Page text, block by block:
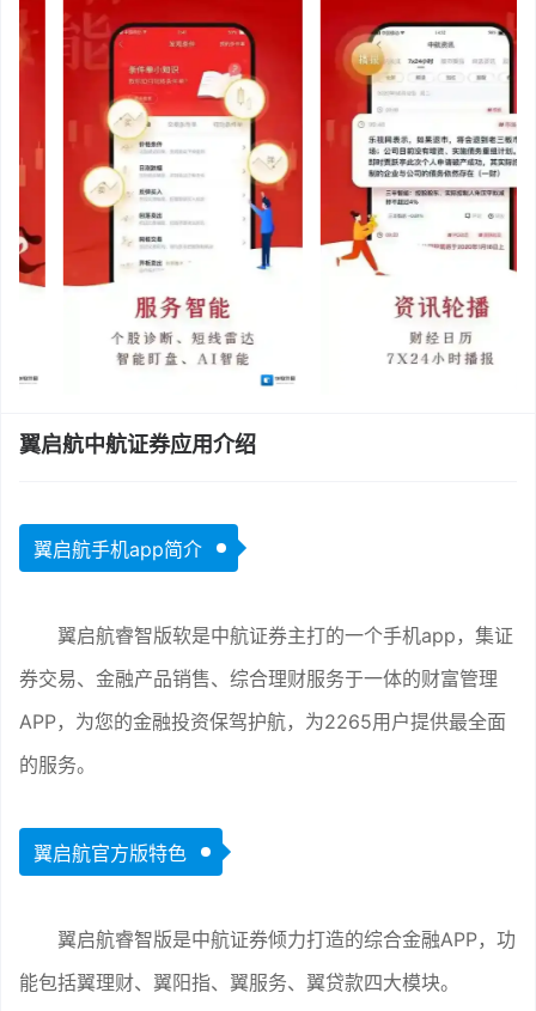
翼启航中航证券应用介绍
翼启航手机app简介
翼启航睿智版软是中航证券主打的一个手机app，集证
券交易、金融产品销售、综合理财服务于一体的财富管理
APP，为您的金融投资保驾护航，为2265用户提供最全面
的服务。
翼启航官方版特色
翼启航睿智版是中航证券倾力打造的综合金融APP，功
能包括翼理财、翼阳指、翼服务、翼贷款四大模块。